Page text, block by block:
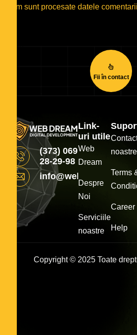
cum sunt procesate datele
Fii în contact
(373) 069
28-29-98
info@webdream.md
Link-
uri utile
Web
Dream
Despre
Noi
Serviciile
noastre
noastre
Terms
Career
Help
Copyright © 2025 Toate